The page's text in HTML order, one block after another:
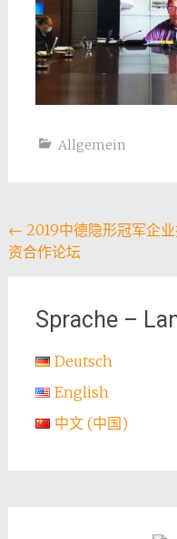
Allgemein
Post
navigation
← 2019中德隐形冠军企
资合作论坛
Sprache –
Deutsch
English
中文 (中国)